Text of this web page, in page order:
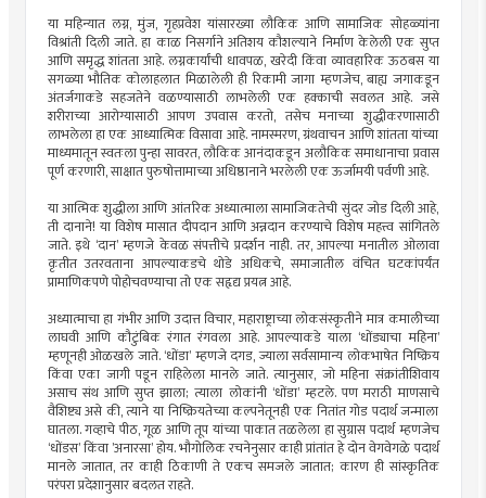
या महिन्यात लग्न, मुंज, गृहप्रवेश यांसारख्या लौकिक आणि सामाजिक सोहळ्यांना
विश्रांती दिली जाते. हा काळ निसर्गाने अतिशय कौशल्याने निर्माण केलेली एक सुप्त
आणि समृद्ध शांतता आहे. लग्नकार्यांची धावपळ, खरेदी किंवा व्यावहारिक ऊठबस या
सगळ्या भौतिक कोलाहलात मिळालेली ही रिकामी जागा म्हणजेच, बाह्य जगाकडून
अंतर्जगाकडे सहजतेने वळण्यासाठी लाभलेली एक हक्काची सवलत आहे. जसे
शरीराच्या आरोग्यासाठी आपण उपवास करतो, तसेच मनाच्या शुद्धीकरणासाठी
लाभलेला हा एक आध्यात्मिक विसावा आहे. नामस्मरण, ग्रंथवाचन आणि शांतता यांच्या
माध्यमातून स्वतःला पुन्हा सावरत, लौकिक आनंदाकडून अलौकिक समाधानाचा प्रवास
पूर्ण करणारी, साक्षात पुरुषोत्तामाच्या अधिष्ठानाने भरलेली एक ऊर्जामयी पर्वणी आहे.
या आत्मिक शुद्धीला आणि आंतरिक अध्यात्माला सामाजिकतेची सुंदर जोड दिली आहे,
ती दानाने! या विशेष मासात दीपदान आणि अन्नदान करण्याचे विशेष महत्त्व सांगितले
जाते. इथे ‘दान’ म्हणजे केवळ संपत्तीचे प्रदर्शन नाही. तर, आपल्या मनातील ओलावा
कृतीत उतरवताना आपल्याकडचे थोडे अधिकचे, समाजातील वंचित घटकांपर्यंत
प्रामाणिकपणे पोहोचवण्याचा तो एक सहृद्य प्रयत्न आहे.
अध्यात्माचा हा गंभीर आणि उदात्त विचार, महाराष्ट्राच्या लोकसंस्कृतीने मात्र कमालीच्या
लाघवी आणि कौटुंबिक रंगात रंगवला आहे. आपल्याकडे याला ‘धोंड्याचा महिना’
म्हणूनही ओळखले जाते. ‘धोंडा’ म्हणजे दगड, ज्याला सर्वसामान्य लोकभाषेत निष्क्रिय
किंवा एका जागी पडून राहिलेला मानले जाते. त्यानुसार, जो महिना संक्रांतीशिवाय
असाच संथ आणि सुप्त झाला; त्याला लोकांनी ‘धोंडा’ म्हटले. पण मराठी माणसाचे
वैशिष्ट्य असे की, त्याने या निष्क्रियतेच्या कल्पनेतूनही एक नितांत गोड पदार्थ जन्माला
घातला. गव्हाचे पीठ, गूळ आणि तूप यांच्या पाकात तळलेला हा सुग्रास पदार्थ म्हणजेच
‘धोंडस’ किंवा ’अनारसा’ होय. भौगोलिक रचनेनुसार काही प्रांतांत हे दोन वेगवेगळे पदार्थ
मानले जातात, तर काही ठिकाणी ते एकच समजले जातात; कारण ही सांस्कृतिक
परंपरा प्रदेशानुसार बदलत राहते.